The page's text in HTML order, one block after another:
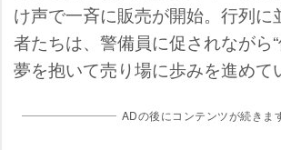
け声で一斉に販売が開始。行列に
者たちは、警備員に促されながら
夢を抱いて売り場に歩みを進めて
ADの後にコンテンツが続きま